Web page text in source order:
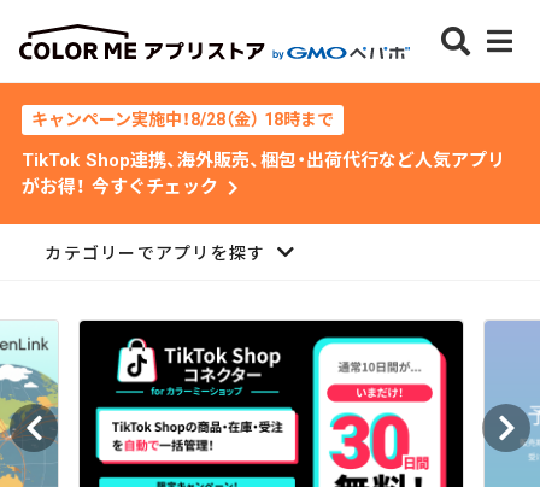
キャンペーン実施中！8/28（金） 18時まで
TikTok Shop連携、海外販売、梱包・出荷代行など人気アプリ
がお得！ 今すぐチェック chevron_right
カテゴリーでアプリを探す